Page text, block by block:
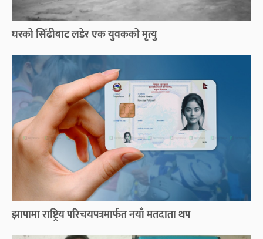
घरको सिँढीबाट लडेर एक युवकको मृत्यु
झापामा राष्ट्रिय परिचयपत्रमार्फत नयाँ मतदाता थप